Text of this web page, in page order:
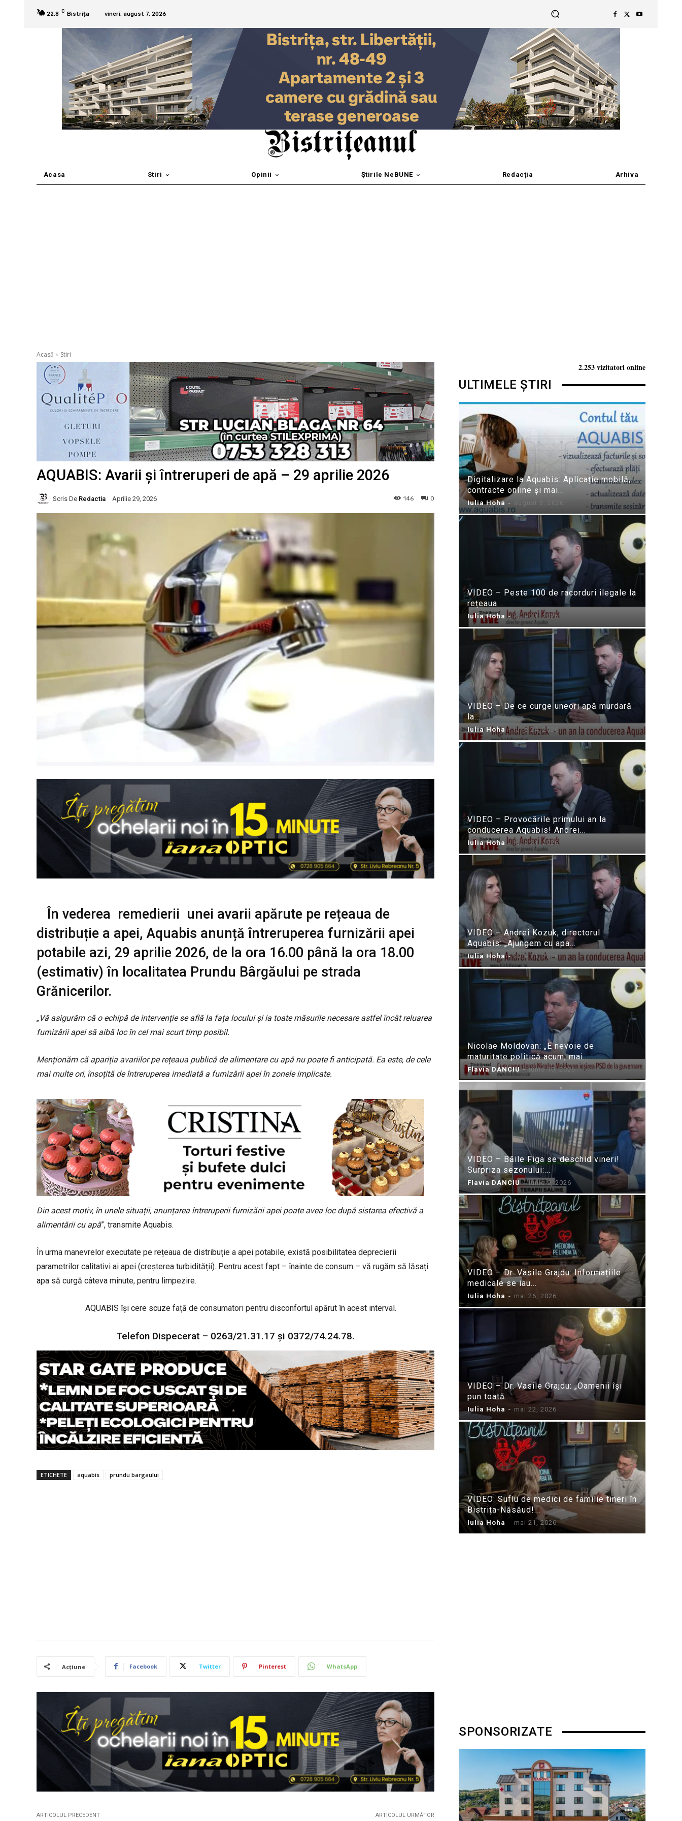
22.8 C Bistrița vineri, august 7, 2026
Acasa Stiri Opinii Știrile NeBUNE Redacția Arhiva
Acasă Stiri
AQUABIS: Avarii și întreruperi de apă – 29 aprilie 2026
Scris De Redactia Aprilie 29, 2026 0
146
În vederea remedierii unei avarii apărute pe rețeaua de
distribuție a apei, Aquabis anunță întreruperea furnizării apei
potabile azi, 29 aprilie 2026, de la ora 16.00 până la ora 18.00
(estimativ) în localitatea Prundu Bârgăului pe strada
Grănicerilor.
„Vă asigurăm că o echipă de intervenție se află la fața locului și ia toate măsurile necesare astfel încât reluarea
furnizării apei să aibă loc în cel mai scurt timp posibil.
Menționăm că apariția avariilor pe rețeaua publică de alimentare cu apă nu poate fi anticipată. Ea este, de cele
mai multe ori, însoțită de întreruperea imediată a furnizării apei în zonele implicate.
Din acest motiv, în unele situații, anunțarea întreruperii furnizării apei poate avea loc după sistarea efectivă a
alimentării cu apă”, transmite Aquabis.
În urma manevrelor executate pe rețeaua de distribuție a apei potabile, există posibilitatea deprecierii
parametrilor calitativi ai apei (creșterea turbidității). Pentru acest fapt – înainte de consum – vă rugăm să lăsați
apa să curgă câteva minute, pentru limpezire.
AQUABIS îşi cere scuze faţă de consumatori pentru disconfortul apărut în acest interval.
Telefon Dispecerat – 0263/21.31.17 şi 0372/74.24.78.
ETICHETE aquabis prundu bargaului
Acțiune Facebook Twitter Pinterest WhatsApp
ARTICOLUL PRECEDENT ARTICOLUL URMĂTOR
2.253 vizitatori online
ULTIMELE ȘTIRI
Digitalizare la Aquabis: Aplicație mobilă,
contracte online și mai...
Iulia Hoha - august 3, 2026
VIDEO – Peste 100 de racorduri ilegale la
rețeaua...
Iulia Hoha - iulie 31, 2026
VIDEO – De ce curge uneori apă murdară
la...
Iulia Hoha - iulie 24, 2026
VIDEO – Provocările primului an la
conducerea Aquabis! Andrei...
Iulia Hoha - iulie 21, 2026
VIDEO – Andrei Kozuk, directorul
Aquabis: „Ajungem cu apa...
Iulia Hoha - iulie 21, 2026
Nicolae Moldovan: „E nevoie de
maturitate politică acum, mai...
Flavia DANCIU - iunie 10, 2026
VIDEO – Băile Figa se deschid vineri!
Surpriza sezonului:...
Flavia DANCIU - iunie 9, 2026
VIDEO – Dr. Vasile Grajdu: Informațiile
medicale se iau...
Iulia Hoha - mai 26, 2026
VIDEO – Dr. Vasile Grajdu: „Oamenii își
pun toată...
Iulia Hoha - mai 22, 2026
VIDEO: Suflu de medici de familie tineri în
Bistrița-Năsăud!...
Iulia Hoha - mai 21, 2026
SPONSORIZATE